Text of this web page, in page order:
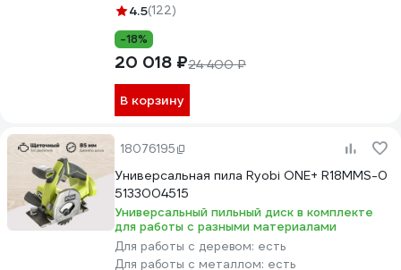
4.5(122)
-18%
20 018 ₽24 400 ₽
В корзину
18076195
Универсальная пила Ryobi ONE+ R18MMS-0
5133004515
Универсальный пильный диск в комплекте
для работы с разными материалами
Для работы с деревом: есть
Для работы с металлом: есть